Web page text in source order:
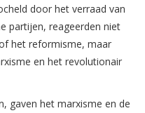
door het verraad van
partijen, reageerden niet
het reformisme, maar
en het revolutionair
gaven het marxisme en de